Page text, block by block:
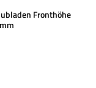
Fronthöhe